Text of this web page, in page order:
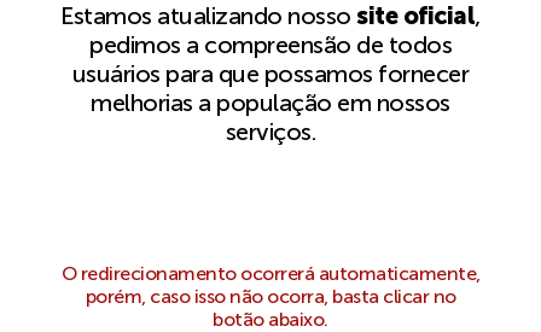
Estamos atualizando nossosite oficial,
pedimos a compreensão de todos
usuários para que possamos fornecer
melhorias a população em nossos
serviços.
O redirecionamento ocorrerá automaticamente,
porém, caso isso não ocorra, basta clicar no
botão abaixo.